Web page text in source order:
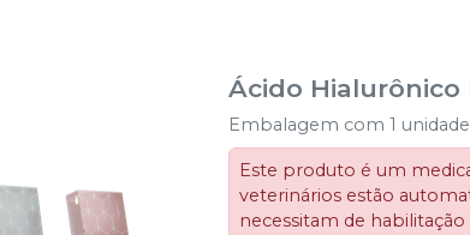
Ácido
Embalagem com 1 unidade
Este produto é um
veterinários estão
necessitam de